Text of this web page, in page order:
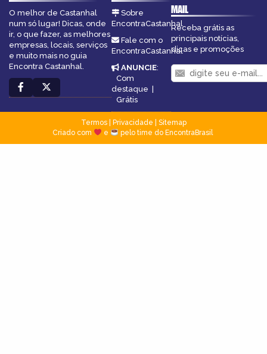
O melhor de Castanhal
num só lugar! Dicas, onde
ir, o que fazer, as melhores
empresas, locais, serviços
e muito mais no guia
Encontra Castanhal.
Sobre
EncontraCastanhal
Fale com o
EncontraCastanhal
ANUNCIE:
Com
destaque
Grátis
MAIL
Receba grátis as
principais notícias,
dicas e promoções
Termos| Privacidade
Sitemap
Criado com
e pelo time do EncontraBrasil